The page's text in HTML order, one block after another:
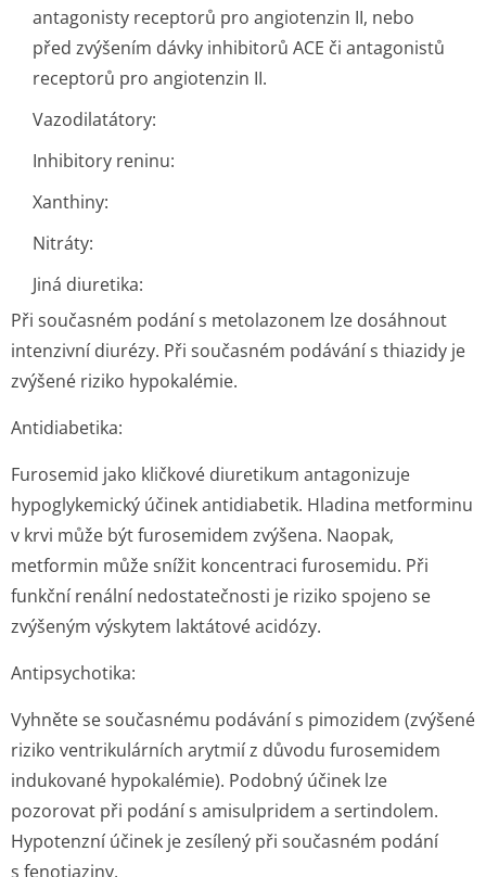
antagonisty receptorů pro angiotenzin II, nebo
před zvýšením dávky inhibitorů ACE či antagonistů
receptorů pro angiotenzin II.
Vazodilatátory:
Inhibitory reninu:
Xanthiny:
Nitráty:
Jiná diuretika:
Při současném podání s metolazonem lze dosáhnout
intenzivní diurézy. Při současném podávání s thiazidy je
zvýšené riziko hypokalémie.
Antidiabetika:
Furosemid jako kličkové diuretikum antagonizuje
hypoglykemický účinek antidiabetik. Hladina metforminu
v krvi může být furosemidem zvýšena. Naopak,
metformin může snížit koncentraci furosemidu. Při
funkční renální nedostatečnosti je riziko spojeno se
zvýšeným výskytem laktátové acidózy.
Antipsychotika:
Vyhněte se současnému podávání s pimozidem (zvýšené
riziko ventrikulárních arytmií z důvodu furosemidem
indukované hypokalémie). Podobný účinek lze
pozorovat při podání s amisulpridem a sertindolem.
Hypotenzní účinek je zesílený při současném podání
s fenotiaziny.